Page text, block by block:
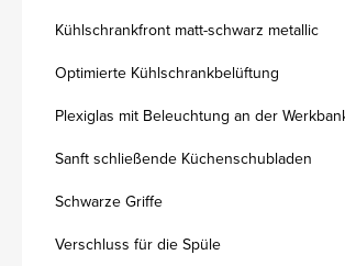
Kühlschrankfront matt-schwarz metallic
Optimierte Kühlschrankbelüftung
Plexiglas mit Beleuchtung an der
Sanft schließende Küchenschubladen
Schwarze Griffe
Verschluss für die Spüle